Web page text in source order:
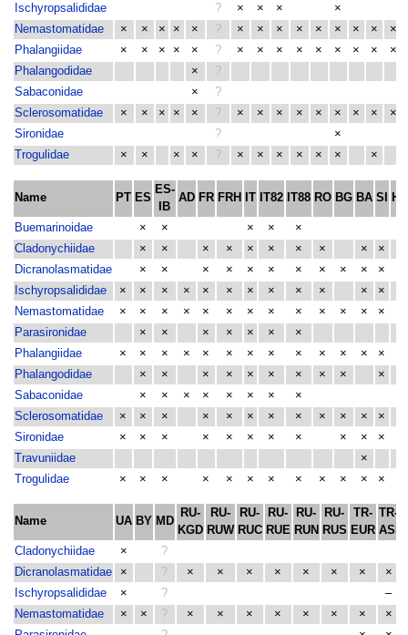
Ischyropsalididae
? × × ×
×
Nemastomatidae
× × × × × ? × × × × × × × ×
×
Phalangiidae
× × × × × ? × × × × × × × ×
×
Phalangodidae
×
?
Sabaconidae
×
?
Sclerosomatidae
× × × × × ? × × × × × × × ×
×
Sironidae
?
×
Trogulidae
× × × × ? × × × × × × ×
Name PT ES
ES-
IB
AD FR FRH IT IT82 IT88 RO BG BA SI HR
Buemarinoidae × × × ×
×
Cladonychiidae
× × × × × × × × ×
×
Dicranolasmatidae
× × × × × × × × × × ×
Ischyropsalididae
× × × × × × × × × × × ×
Nemastomatidae
× × × × × × × × × × × × ×
Parasironidae
× × × × × ×
×
Phalangiidae
× × × × × × × × × × × × ×
Phalangodidae
× × × × × × × × × ×
Sabaconidae
× × × × × × ×
×
Sclerosomatidae
× × × × × × × × × × × ×
Sironidae
× × × × × × × × × × ×
Travuniidae
×
Trogulidae
× × × × × × × × × × × ×
Name UA BY MD
RU-
KGD
RU-
RUW
RU-
RUC
RU-
RUE
RU-
RUN
RU-
RUS
TR-
EUR
TR-
ASI
Cladonychiidae ×
?
Dicranolasmatidae
× ? × × × × × × ×
×
Ischyropsalididae
× ?
–
Nemastomatidae
× × ? × × × × × × × ×